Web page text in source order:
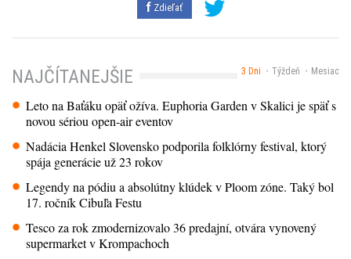
Zdieľať
3 Dni Týždeň Mesiac
NAJČÍTANEJŠIE
Leto na Baťáku opäť ožíva. Euphoria Garden v Skalici je späť s
novou sériou open-air eventov
Nadácia Henkel Slovensko podporila folklórny festival, ktorý
spája generácie už 23 rokov
Legendy na pódiu a absolútny klúdek v Ploom zóne. Taký bol
17. ročník Cibuľa Festu
Tesco za rok zmodernizovalo 36 predajní, otvára vynovený
supermarket v Krompachoch